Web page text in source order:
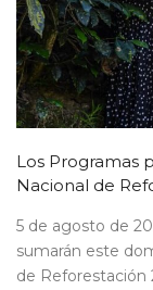
Los Programas
Nacional de
5 de agosto de
sumarán este
de Reforestación